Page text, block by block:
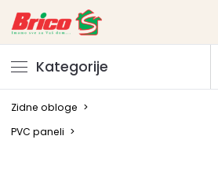
Kategorije
Zidne obloge >
PVC paneli >